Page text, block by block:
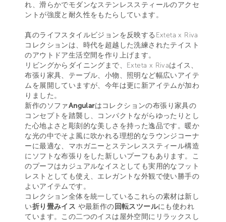
れ、滑らかでモダンなステンレススティールのアクセ
ントが強度と耐久性をもたらしています。
真のライフスタイルビジョンを反映するExteta x Riva
コレクションは、時代を超越した洗練されたテイスト
のアウトドア生活空間を作り上げます。
リビングからダイニングまで、Exteta x Rivaはイス、
布張り家具、テーブル、小物、照明など幅広いアイテ
ムを展開していますが、今年は更に新アイテムが加わ
りました。
新作のソファAngularはコレクションの布張り家具の
コンセプトを踏襲し、コンパクトながらゆったりとし
た心地よさと彫刻的な美しさを持った逸品です。暖か
な光の中でそよ風に吹かれる理想的なラウンジコーナ
ーに最適な、マホガニーとステンレススティール構造
にソフトな布張りをした新しいプーフもあります。こ
のプーフはカジュアルなイスとしても実用的なフット
レストとしても使え、エレガントな外観で使い勝手の
よいアイテムです。
コレクション全体を統一しているこれらの素材は新し
い折り畳みイス や最新作の回転スツールにも使われ
ています。この二つのイスは屋外空間にリラックスし